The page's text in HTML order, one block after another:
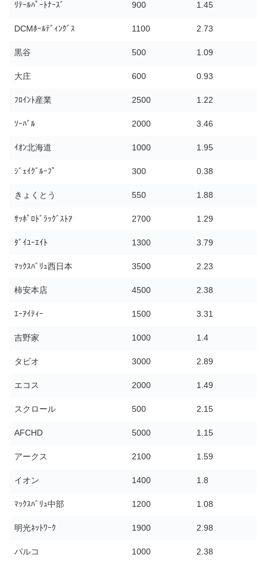
ﾘﾃｰﾙﾊﾟｰﾄﾅｰｽﾞ 900 1.45
DCMﾎｰﾙﾃﾞｨﾝｸﾞｽ 1100 2.73
黒谷 500 1.09
大庄 600 0.93
ﾌﾛｲﾝﾄ産業 2500 1.22
ｿｰﾊﾞﾙ 2000 3.46
ｲｵﾝ北海道 1000 1.95
ｼﾞｪｲｸﾞﾙｰﾌﾟ 300 0.38
きょくとう 550 1.88
ｻｯﾎﾟﾛﾄﾞﾗｯｸﾞｽﾄｱ 2700 1.29
ﾀﾞｲﾕｰｴｲﾄ 1300 3.79
ﾏｯｸｽﾊﾞﾘｭ西日本 3500 2.23
柿安本店 4500 2.38
ｴｰｱｲﾃｨｰ 1500 3.31
吉野家 1000 1.4
タビオ 3000 2.89
エコス 2000 1.49
スクロール 500 2.15
AFCHD 5000 1.15
アークス 2100 1.59
イオン 1400 1.8
ﾏｯｸｽﾊﾞﾘｭ中部 1200 1.08
明光ﾈｯﾄﾜｰｸ 1900 2.98
パルコ 1000 2.38